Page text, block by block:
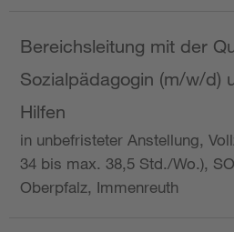
Bereichsleitung mit der
Sozialpädagogin (m/w/d)
Hilfen
in unbefristeter Anstellung,
34 bis max. 38,5 Std./Wo.),
Oberpfalz, Immenreuth